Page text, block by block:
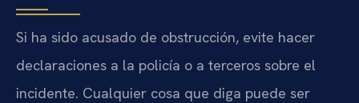
Si ha sido acusado de obstrucción, evite hacer
declaraciones a la policía o a terceros sobre el
incidente. Cualquier cosa que diga puede ser